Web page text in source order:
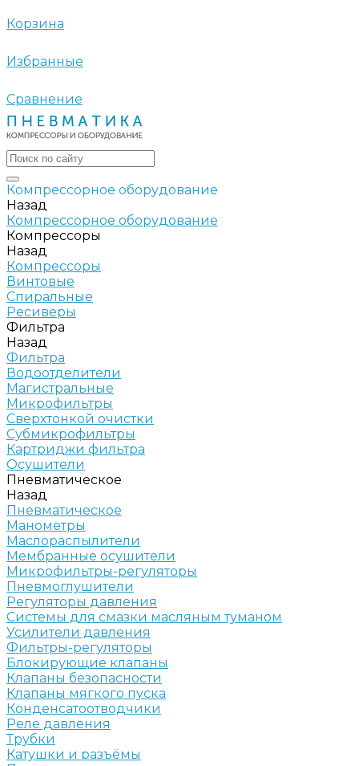
Корзина
Избранные
Сравнение
Компрессорное оборудование
Назад
Компрессорное оборудование
Компрессоры
Назад
Компрессоры
Винтовые
Спиральные
Ресиверы
Фильтра
Назад
Фильтра
Водоотделители
Магистральные
Микрофильтры
Сверхтонкой очистки
Субмикрофильтры
Картриджи фильтра
Осушители
Пневматическое
Назад
Пневматическое
Манометры
Маслораспылители
Мембранные осушители
Микрофильтры-регуляторы
Пневмоглушители
Регуляторы давления
Системы для смазки масляным туманом
Усилители давления
Фильтры-регуляторы
Блокирующие клапаны
Клапаны безопасности
Клапаны мягкого пуска
Конденсатоотводчики
Реле давления
Трубки
Катушки и разъёмы